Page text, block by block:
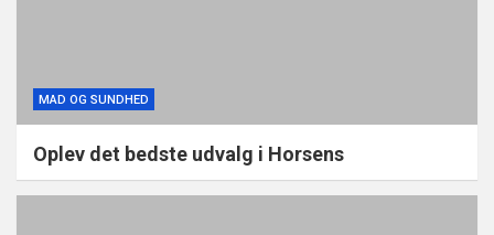
MAD OG SUNDHED
Oplev det bedste udvalg i Horsens